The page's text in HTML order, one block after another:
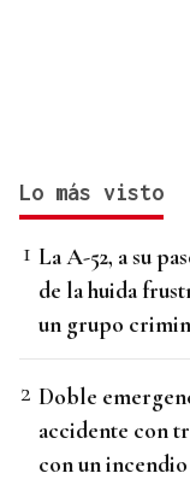
Lo más visto
La A-52, a su
de la huida
un grupo
Doble
accidente con
con un incendio